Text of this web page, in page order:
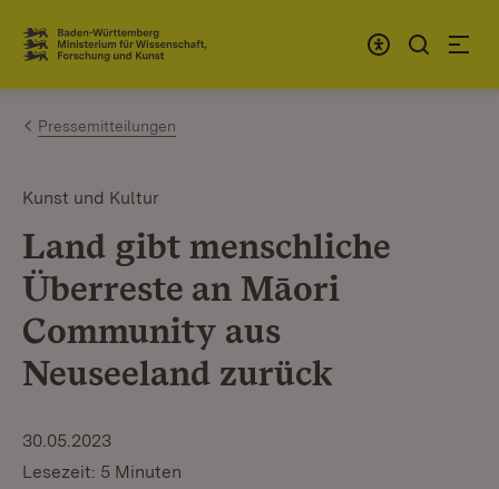
Zum Inhalt springen
Link zur Startseite
Pressemitteilungen
Kunst und Kultur
Land gibt menschliche
Überreste an Māori
Community aus
Neuseeland zurück
30.05.2023
Lesezeit: 5 Minuten